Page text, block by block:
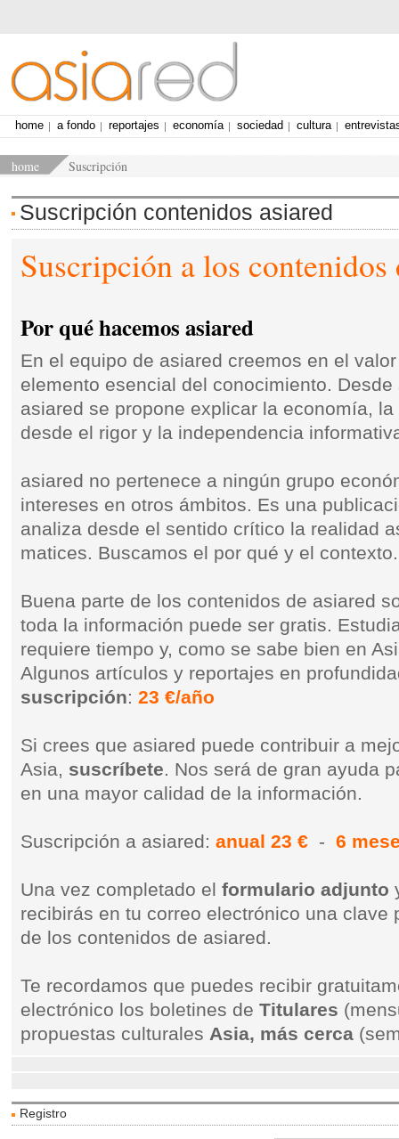
home Suscripción
home a fondo reportajes economía sociedad cultura
Suscripción contenidos asiared
Suscripción a los contenidos
Por qué hacemos asiared
En el equipo de asiared creemos en el
elemento esencial del conocimiento.
asiared se propone explicar la economía,
desde el rigor y la independencia
asiared no pertenece a ningún grupo
intereses en otros ámbitos. Es una
analiza desde el sentido crítico la realidad
matices. Buscamos el por qué y el contexto.
Buena parte de los contenidos de asiared
toda la información puede ser gratis.
requiere tiempo y, como se sabe bien en
Algunos artículos y reportajes en
suscripción:23 €/año
Si crees que asiared puede contribuir a
Asia, suscríbete. Nos será de gran ayuda
en una mayor calidad de la información.
Suscripción a asiared:anual 23 € -6
Una vez completado elformulario adjunto
recibirás en tu correo electrónico una clave
de los contenidos de asiared.
Te recordamos que puedes recibir
electrónico los boletines deTitulares
propuestas culturalesAsia, más cerca
Registro